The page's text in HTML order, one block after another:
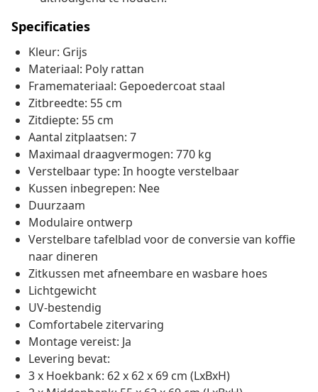
Specificaties
Kleur: Grijs
Materiaal: Poly rattan
Framemateriaal: Gepoedercoat staal
Zitbreedte: 55 cm
Zitdiepte: 55 cm
Aantal zitplaatsen: 7
Maximaal draagvermogen: 770 kg
Verstelbaar type: In hoogte verstelbaar
Kussen inbegrepen: Nee
Duurzaam
Modulaire ontwerp
Verstelbare tafelblad voor de conversie van koffie
naar dineren
Zitkussen met afneembare en wasbare hoes
Lichtgewicht
UV-bestendig
Comfortabele zitervaring
Montage vereist: Ja
Levering bevat:
3 x Hoekbank: 62 x 62 x 69 cm (LxBxH)